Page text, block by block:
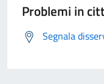
Problemi in
Segnala